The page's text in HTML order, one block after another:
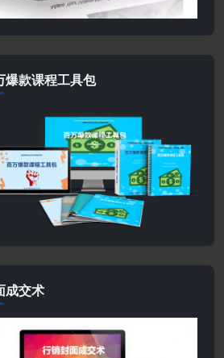
爆款课程工具包
成交术